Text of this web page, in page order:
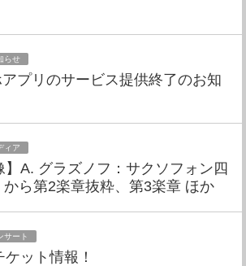
らせ
プリのサービス提供終了のお知
ィア
】A. グラズノフ：サクソフォン四
ら第2楽章抜粋、第3楽章 ほか
サート
ット情報！